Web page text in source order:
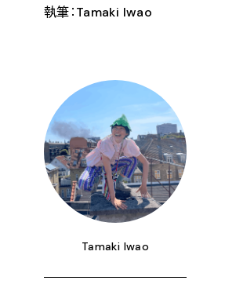
執筆：Tamaki Iwao
Tamaki Iwao